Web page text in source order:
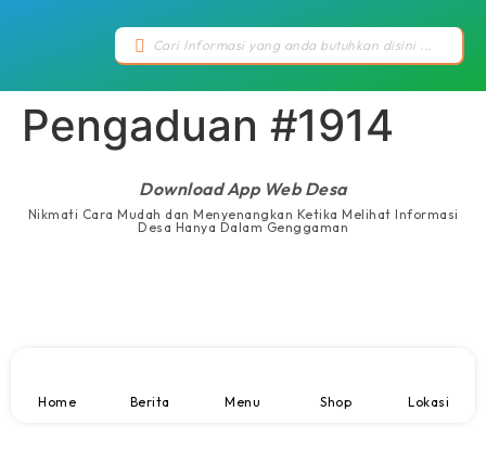
Pengaduan #1914
Download App Web Desa
Nikmati Cara Mudah dan Menyenangkan Ketika Melihat Informasi
Desa Hanya Dalam Genggaman
Home Berita Menu Shop Lokasi